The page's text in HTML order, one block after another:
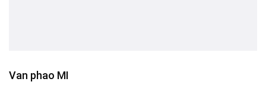
Van phao MI